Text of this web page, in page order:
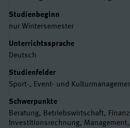
Studienbeginn
nur Wintersemester
Unterrichtssprache
Deutsch
Studienfelder
Sport-, Event- und
Schwerpunkte
Beratung, Betriebswirtschaft,
Investitionsrechnung,